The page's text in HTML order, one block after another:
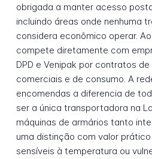
obrigada a manter acesso
incluindo áreas onde nenhuma
considera econômico operar.
compete diretamente com
DPD e Venipak por contratos
comerciais e de consumo. A
encomendas a diferencia de
ser a única transportadora na
máquinas de armários tanto
uma distinção com valor
sensíveis à temperatura ou